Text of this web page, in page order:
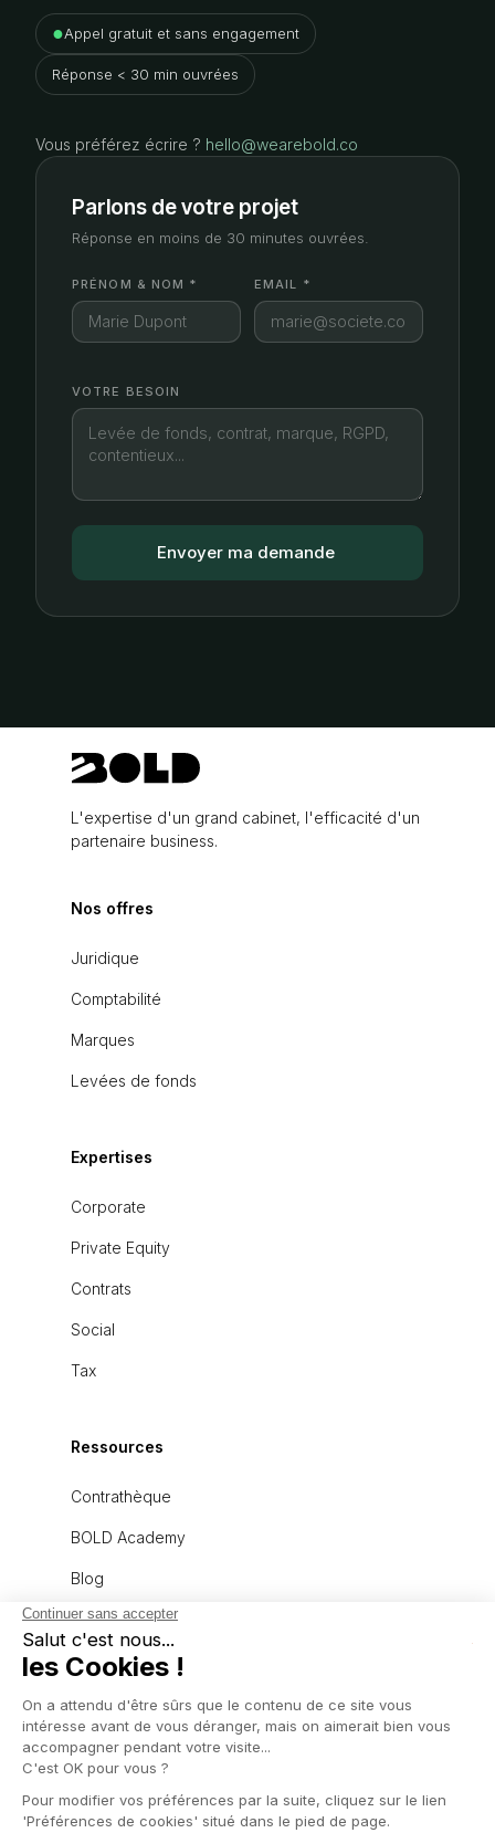
●Appel gratuit et sans engagement
Réponse < 30 min ouvrées
Vous préférez écrire ? hello@wearebold.co
Parlons de votre projet
Réponse en moins de 30 minutes ouvrées.
PRÉNOM & NOM * EMAIL *
VOTRE BESOIN
L'expertise d'un grand cabinet, l'efficacité d'un
partenaire business.
Nos offres
Juridique
Comptabilité
Marques
Levées de fonds
Expertises
Corporate
Private Equity
Contrats
Social
Tax
Ressources
Contrathèque
BOLD Academy
Blog
À propos
L'équipe
Recrutement